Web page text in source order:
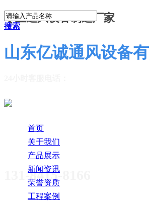
专业通风设备制造厂家
山东亿诚通风设备
131-8415-8166
搜索
首页
关于我们
产品展示
新闻资讯
荣誉资质
工程案例